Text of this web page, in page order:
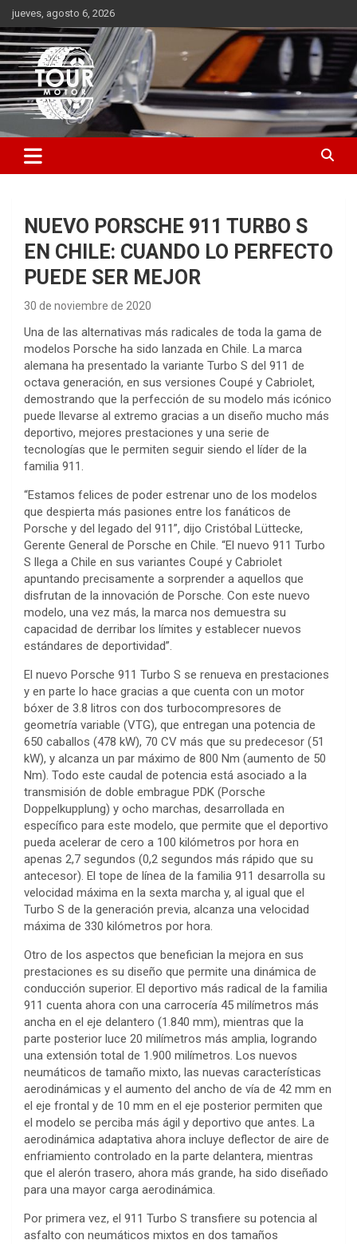
Saltar
al
contenido
jueves, agosto 6, 2026
Tour Motor
Plataforma de contenido audiovisual para el sector automotriz
NUEVO PORSCHE 911 TURBO S
EN CHILE: CUANDO LO PERFECTO
PUEDE SER MEJOR
30 de noviembre de 2020
Una de las alternativas más radicales de toda la gama de
modelos Porsche ha sido lanzada en Chile. La marca
alemana ha presentado la variante Turbo S del 911 de
octava generación, en sus versiones Coupé y Cabriolet,
demostrando que la perfección de su modelo más icónico
puede llevarse al extremo gracias a un diseño mucho más
deportivo, mejores prestaciones y una serie de
tecnologías que le permiten seguir siendo el líder de la
familia 911.
“Estamos felices de poder estrenar uno de los modelos
que despierta más pasiones entre los fanáticos de
Porsche y del legado del 911”, dijo Cristóbal Lüttecke,
Gerente General de Porsche en Chile. “El nuevo 911 Turbo
S llega a Chile en sus variantes Coupé y Cabriolet
apuntando precisamente a sorprender a aquellos que
disfrutan de la innovación de Porsche. Con este nuevo
modelo, una vez más, la marca nos demuestra su
capacidad de derribar los límites y establecer nuevos
estándares de deportividad”.
El nuevo Porsche 911 Turbo S se renueva en prestaciones
y en parte lo hace gracias a que cuenta con un motor
bóxer de 3.8 litros con dos turbocompresores de
geometría variable (VTG), que entregan una potencia de
650 caballos (478 kW), 70 CV más que su predecesor (51
kW), y alcanza un par máximo de 800 Nm (aumento de 50
Nm). Todo este caudal de potencia está asociado a la
transmisión de doble embrague PDK (Porsche
Doppelkupplung) y ocho marchas, desarrollada en
específico para este modelo, que permite que el deportivo
pueda acelerar de cero a 100 kilómetros por hora en
apenas 2,7 segundos (0,2 segundos más rápido que su
antecesor). El tope de línea de la familia 911 desarrolla su
velocidad máxima en la sexta marcha y, al igual que el
Turbo S de la generación previa, alcanza una velocidad
máxima de 330 kilómetros por hora.
Otro de los aspectos que benefician la mejora en sus
prestaciones es su diseño que permite una dinámica de
conducción superior. El deportivo más radical de la familia
911 cuenta ahora con una carrocería 45 milímetros más
ancha en el eje delantero (1.840 mm), mientras que la
parte posterior luce 20 milímetros más amplia, logrando
una extensión total de 1.900 milímetros. Los nuevos
neumáticos de tamaño mixto, las nuevas características
aerodinámicas y el aumento del ancho de vía de 42 mm en
el eje frontal y de 10 mm en el eje posterior permiten que
el modelo se perciba más ágil y deportivo que antes. La
aerodinámica adaptativa ahora incluye deflector de aire de
enfriamiento controlado en la parte delantera, mientras
que el alerón trasero, ahora más grande, ha sido diseñado
para una mayor carga aerodinámica.
Por primera vez, el 911 Turbo S transfiere su potencia al
asfalto con neumáticos mixtos en dos tamaños